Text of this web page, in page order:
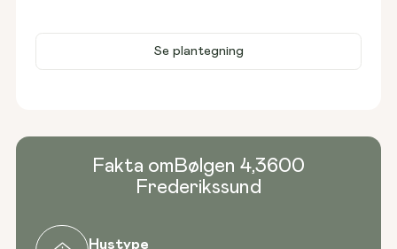
Se plantegning
Fakta om Bølgen 4,3600
Frederikssund
Hustype